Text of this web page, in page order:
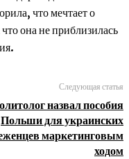
что мечтает о
она не приблизилась
Следующая статья
назвал пособия
Польши для украинских
маркетинговым
ходом